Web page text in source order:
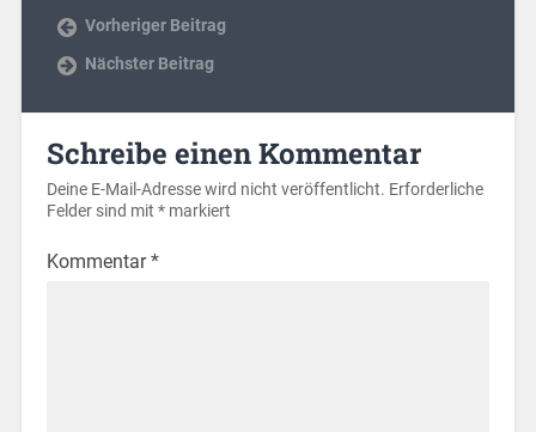
Vorheriger Beitrag
Nächster Beitrag
Schreibe einen Kommentar
Deine E-Mail-Adresse wird nicht veröffentlicht. Erforderliche
Felder sind mit *markiert
Kommentar*